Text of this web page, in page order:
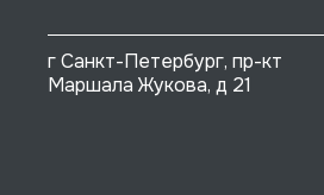
г Санкт-Петербург, пр-кт
Маршала Жукова, д 21